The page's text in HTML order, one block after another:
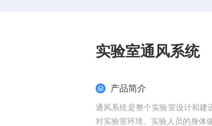
实验室通风系统
产品简介
通风系统是整个实验室设计和建
对实验室环境、实验人员的身体